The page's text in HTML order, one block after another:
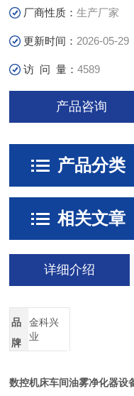
厂商性质：生产厂家
更新时间： 2026-05-29
访 问 量：4589
产品咨询
产品分类
相关文章
详细介绍
品
牌
金科兴
业
数控机床车间油雾净化器设